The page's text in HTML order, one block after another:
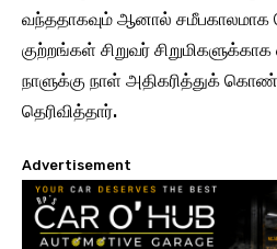
வந்ததாகவும் ஆனால் சமீபகாலமாக
குற்றங்கள் சிறுவர்
நாளுக்கு நாள் அதிகரித்துக்
தெரிவித்தார்.
Advertisement